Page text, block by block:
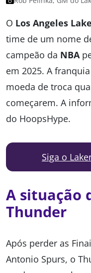
O Los Angeles
time de um nome
campeão da NBA
em 2025. A
moeda de troca
começarem. A
do HoopsHype.
Siga o
A situação
Thunder
Após perder as
Antonio Spurs, o